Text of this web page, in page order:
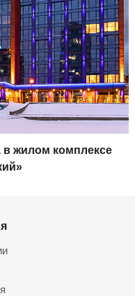
в жилом комплексе